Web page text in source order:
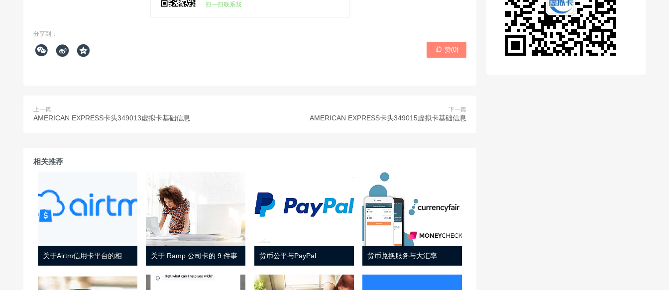
扫一扫联系我
分享到：
    赞(0)
上一篇
AMERICAN EXPRESS卡头349013虚拟卡基础信息
下一篇
AMERICAN EXPRESS卡头349015虚拟卡基础信息
相关推荐
关于 Ramp 公司卡的 9 件事 货币公平与PayPal 货币兑换服务与大汇率